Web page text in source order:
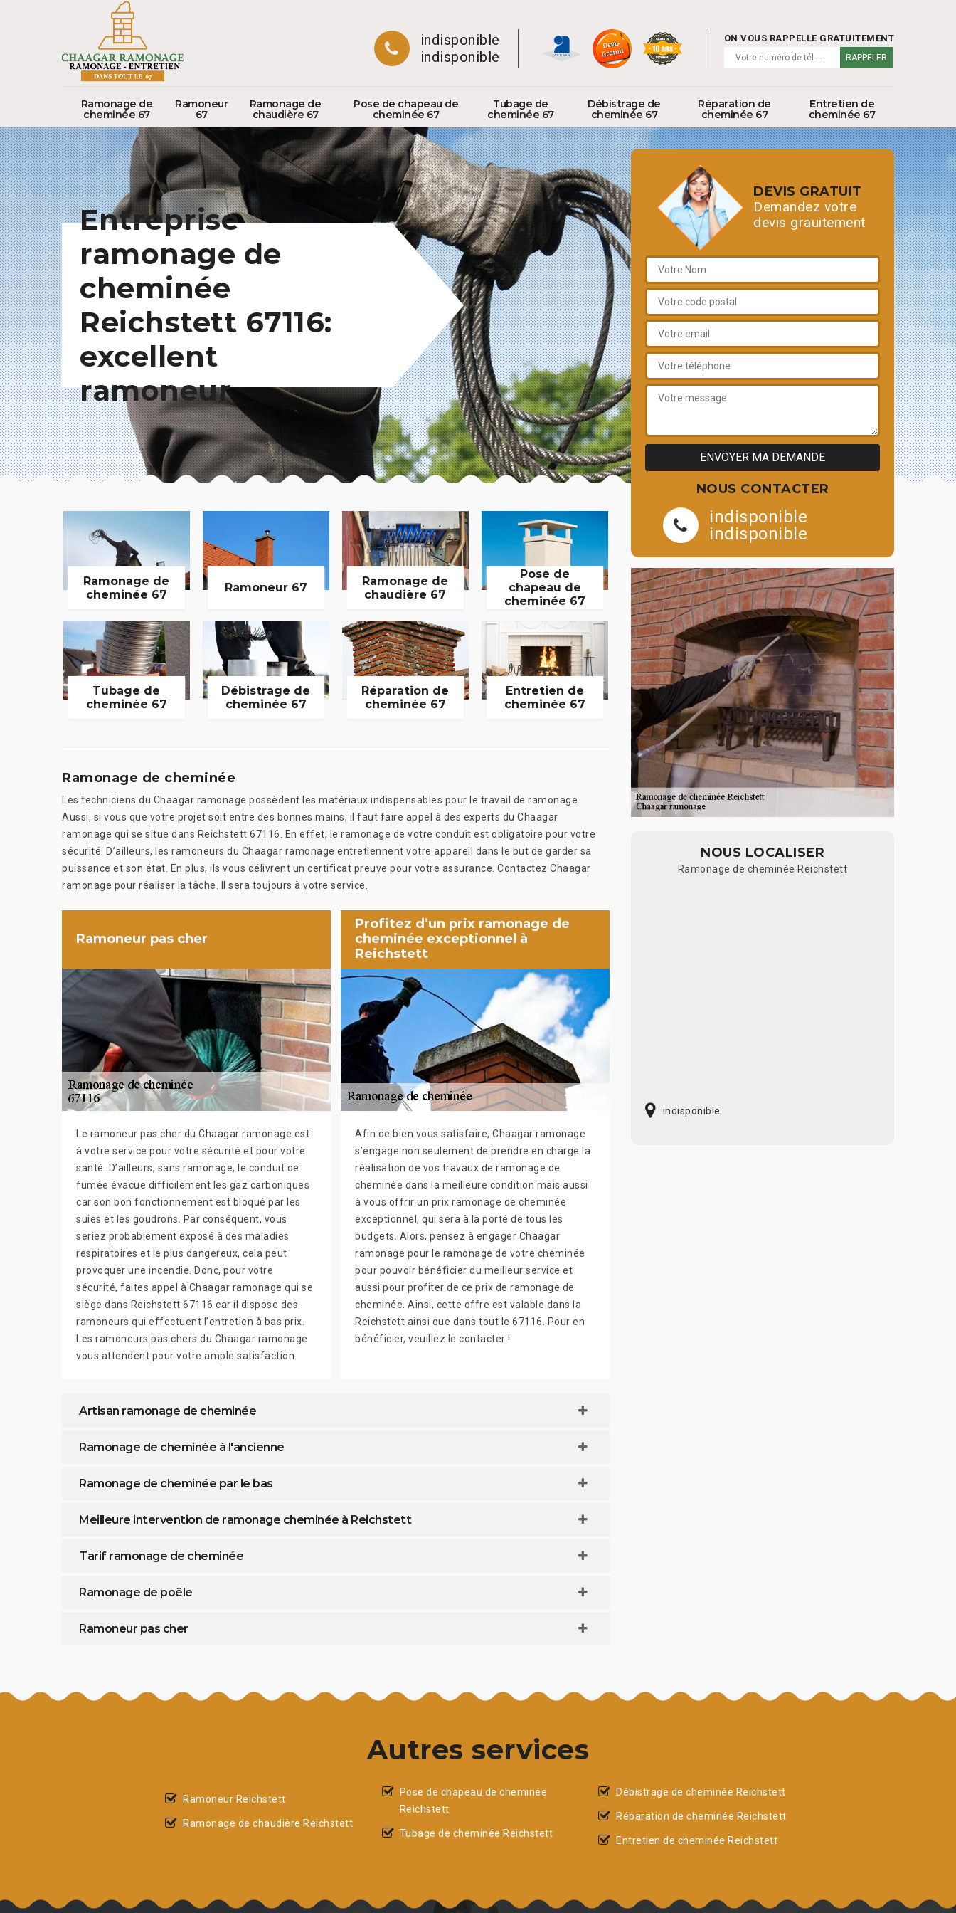
indisponible
indisponible
ON VOUS RAPPELLE GRATUITEMENT
Ramonage de
cheminée 67
Ramoneur
67
Ramonage de
chaudière 67
Pose de chapeau de
cheminée 67
Tubage de
cheminée 67
Débistrage de
cheminée 67
Réparation de
cheminée 67
Entretien de
cheminée 67
Entreprise
ramonage de
cheminée
Reichstett 67116:
excellent
ramoneur
Ramonage de
cheminée 67
Ramoneur 67
Ramonage de
chaudière 67
Pose de
chapeau de
cheminée 67
Tubage de
cheminée 67
Débistrage de
cheminée 67
Réparation de
cheminée 67
Entretien de
cheminée 67
Ramonage de cheminée
Les techniciens du Chaagar ramonage possèdent les matériaux indispensables pour le travail de ramonage.
Aussi, si vous que votre projet soit entre des bonnes mains, il faut faire appel à des experts du Chaagar
ramonage qui se situe dans Reichstett 67116. En effet, le ramonage de votre conduit est obligatoire pour votre
sécurité. D’ailleurs, les ramoneurs du Chaagar ramonage entretiennent votre appareil dans le but de garder sa
puissance et son état. En plus, ils vous délivrent un certificat preuve pour votre assurance. Contactez Chaagar
ramonage pour réaliser la tâche. Il sera toujours à votre service.
Ramoneur pas cher
Le ramoneur pas cher du Chaagar ramonage est
à votre service pour votre sécurité et pour votre
santé. D’ailleurs, sans ramonage, le conduit de
fumée évacue difficilement les gaz carboniques
car son bon fonctionnement est bloqué par les
suies et les goudrons. Par conséquent, vous
seriez probablement exposé à des maladies
respiratoires et le plus dangereux, cela peut
provoquer une incendie. Donc, pour votre
sécurité, faites appel à Chaagar ramonage qui se
siège dans Reichstett 67116 car il dispose des
ramoneurs qui effectuent l’entretien à bas prix.
Les ramoneurs pas chers du Chaagar ramonage
vous attendent pour votre ample satisfaction.
Profitez d’un prix ramonage de
cheminée exceptionnel à
Reichstett
Afin de bien vous satisfaire, Chaagar ramonage
s’engage non seulement de prendre en charge la
réalisation de vos travaux de ramonage de
cheminée dans la meilleure condition mais aussi
à vous offrir un prix ramonage de cheminée
exceptionnel, qui sera à la porté de tous les
budgets. Alors, pensez à engager Chaagar
ramonage pour le ramonage de votre cheminée
pour pouvoir bénéficier du meilleur service et
aussi pour profiter de ce prix de ramonage de
cheminée. Ainsi, cette offre est valable dans la
Reichstett ainsi que dans tout le 67116. Pour en
bénéficier, veuillez le contacter !
Artisan ramonage de cheminée
Ramonage de cheminée à l'ancienne
Ramonage de cheminée par le bas
Meilleure intervention de ramonage cheminée à Reichstett
Tarif ramonage de cheminée
Ramonage de poêle
Ramoneur pas cher
DEVIS GRATUIT
Demandez votre
devis grauitement
NOUS CONTACTER
indisponible
indisponible
NOUS LOCALISER
Ramonage de cheminée Reichstett
indisponible
Autres services
Ramoneur Reichstett
Ramonage de chaudière Reichstett
Pose de chapeau de cheminée
Reichstett
Tubage de cheminée Reichstett
Débistrage de cheminée Reichstett
Réparation de cheminée Reichstett
Entretien de cheminée Reichstett